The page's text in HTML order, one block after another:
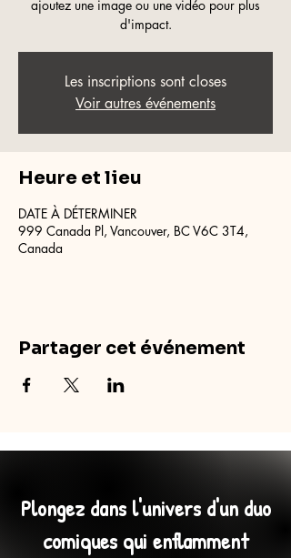
ajoutez une image ou une vidéo pour plus
d'impact.
Les inscriptions sont closes
Voir autres événements
Heure et lieu
DATE À DÉTERMINER
999 Canada Pl, Vancouver, BC V6C 3T4,
Canada
Partager cet événement
Plongez dans l'univers d'un duo
comiques qui enflamment